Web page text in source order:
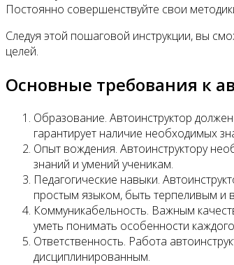
Постоянно совершенствуйте свои
Следуя этой пошаговой инструкции, вы
целей.
Основные требования к
Образование. Автоинструктор
гарантирует наличие необходимых
Опыт вождения. Автоинструктору
знаний и умений ученикам.
Педагогические навыки.
простым языком, быть терпеливым и
Коммуникабельность. Важным
уметь понимать особенности
Ответственность. Работа
дисциплинированным.